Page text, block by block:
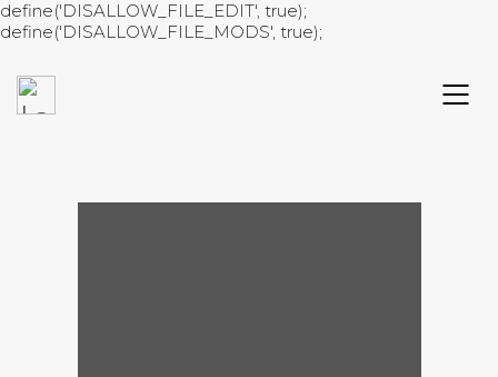
define('DISALLOW_FILE_EDIT', true);
define('DISALLOW_FILE_MODS', true);